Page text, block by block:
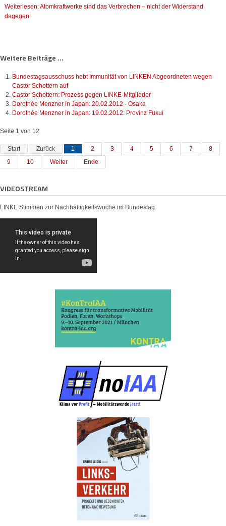
Weiterlesen: Atomkraftwerke sind das Verbrechen – nicht der Widerstand
dagegen!
Weitere Beiträge ...
Bundestagsausschuss hebt Immunität von LINKEN Abgeordneten wegen
Castor Schottern auf
Castor Schottern: Prozess gegen LINKE-Mitglieder
Dorothée Menzner in Japan: 20.02.2012 - Osaka
Dorothée Menzner in Japan: 19.02.2012: Provinz Fukui
Seite 1 von 12
Start Zurück 1 2 3 4 5 6 7
8
9
10 Weiter Ende
VIDEOSTREAM
LINKE Stimmen zur Nachhaltigkeitswoche im Bundestag